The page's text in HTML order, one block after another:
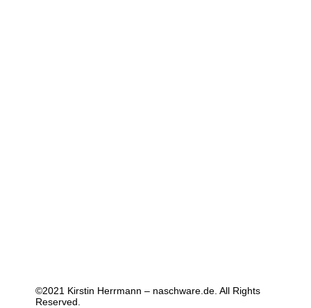
©2021 Kirstin Herrmann – naschware.de. All Rights
Reserved.